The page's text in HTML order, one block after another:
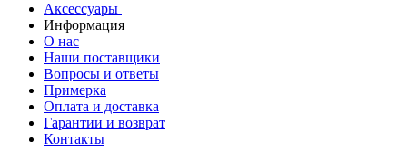
Аксессуары
Информация
О нас
Наши поставщики
Вопросы и ответы
Примерка
Оплата и доставка
Гарантии и возврат
Контакты